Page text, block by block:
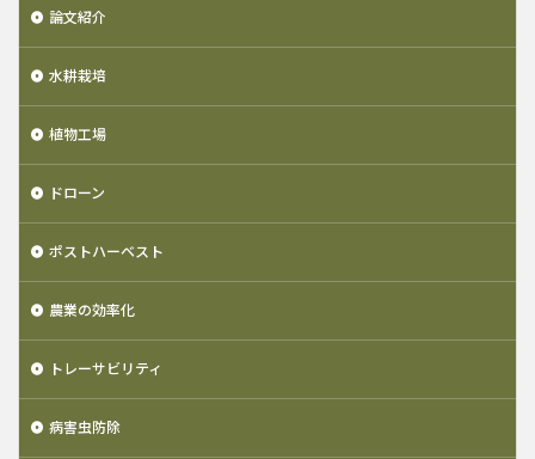
論文紹介
水耕栽培
植物工場
ドローン
ポストハーベスト
農業の効率化
トレーサビリティ
病害虫防除